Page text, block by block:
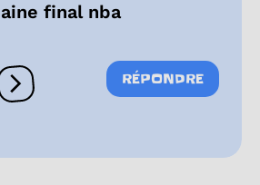
final nba
Ouvrir les réactions
RÉPONDRE